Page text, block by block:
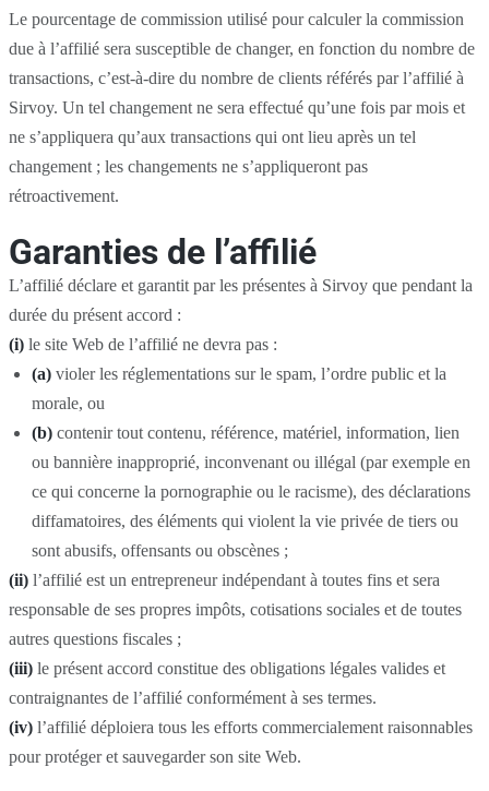
Le pourcentage de commission utilisé pour calculer la commission
due à l’affilié sera susceptible de changer, en fonction du nombre de
transactions, c’est-à-dire du nombre de clients référés par l’affilié à
Sirvoy. Un tel changement ne sera effectué qu’une fois par mois et
ne s’appliquera qu’aux transactions qui ont lieu après un tel
changement ; les changements ne s’appliqueront pas
rétroactivement.
Garanties de l’affilié
L’affilié déclare et garantit par les présentes à Sirvoy que pendant la
durée du présent accord :
(i) le site Web de l’affilié ne devra pas :
(a)violer les réglementations sur le spam, l’ordre public et la
morale, ou
(b)contenir tout contenu, référence, matériel, information, lien
ou bannière inapproprié, inconvenant ou illégal (par exemple en
ce qui concerne la pornographie ou le racisme), des déclarations
diffamatoires, des éléments qui violent la vie privée de tiers ou
sont abusifs, offensants ou obscènes ;
(ii) l’affilié est un entrepreneur indépendant à toutes fins et sera
responsable de ses propres impôts, cotisations sociales et de toutes
autres questions fiscales ;
(iii) le présent accord constitue des obligations légales valides et
contraignantes de l’affilié conformément à ses termes.
(iv) l’affilié déploiera tous les efforts commercialement raisonnables
pour protéger et sauvegarder son site Web.